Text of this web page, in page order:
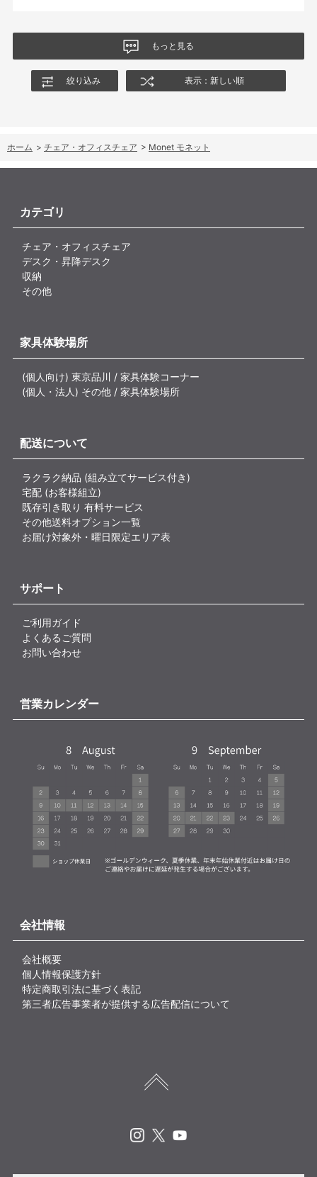
もっと見る
絞り込み 表示：新しい順
ホーム > チェア・オフィスチェア > Monet モネット
カテゴリ
チェア・オフィスチェア
デスク・昇降デスク
収納
その他
家具体験場所
(個人向け) 東京品川 / 家具体験コーナー
(個人・法人) その他 / 家具体験場所
配送について
ラクラク納品 (組み立てサービス付き)
宅配 (お客様組立)
既存引き取り 有料サービス
その他送料オプション一覧
お届け対象外・曜日限定エリア表
サポート
ご利用ガイド
よくあるご質問
お問い合わせ
営業カレンダー
会社情報
会社概要
個人情報保護方針
特定商取引法に基づく表記
第三者広告事業者が提供する広告配信について